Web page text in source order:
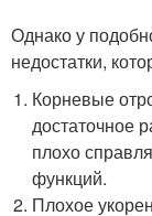
Однако у
недостатки,
Корневые
достаточное
плохо
функций.
Плохое